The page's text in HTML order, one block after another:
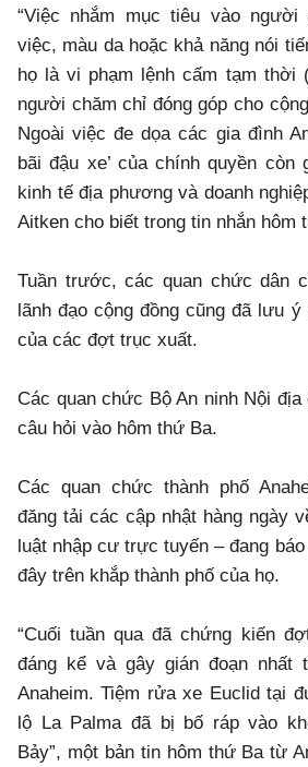
“Việc nhắm mục tiêu vào
việc, màu da hoặc khả năng nói
họ là vi phạm lệnh cấm tạm thời
người chăm chỉ đóng góp cho
Ngoài việc đe dọa các gia đình
bãi đậu xe’ của chính quyền còn
kinh tế địa phương và doanh
Aitken cho biết trong tin nhắn hôm
Tuần trước, các quan chức dân
lãnh đạo cộng đồng cũng đã lưu
của các đợt trục xuất.
Các quan chức Bộ An ninh Nội
câu hỏi vào hôm thứ Ba.
Các quan chức thành phố
đăng tải các cập nhật hàng ngày
luật nhập cư trực tuyến – đang
đây trên khắp thành phố của họ.
“Cuối tuần qua đã chứng kiến
đáng kể và gây gián đoạn nhất
Anaheim. Tiệm rửa xe Euclid tại
lộ La Palma đã bị bố ráp vào
Bảy”, một bản tin hôm thứ Ba từ